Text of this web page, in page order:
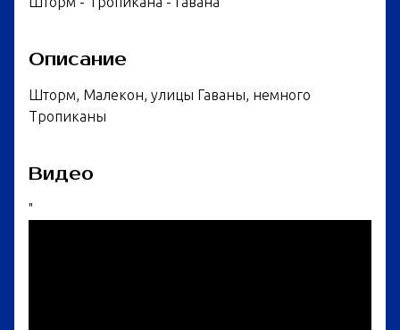
Описание
Шторм, Малекон, улицы Гаваны, немного
Тропиканы
Видео
"